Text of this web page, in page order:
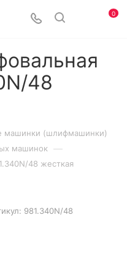
0
48
машинки (шлифмашинки)
машинок —
48 жесткая
981.340N/48